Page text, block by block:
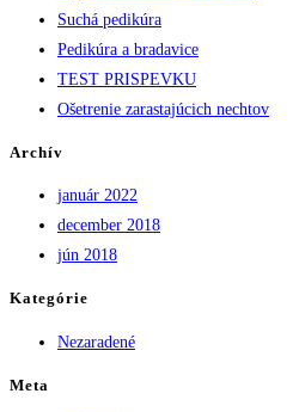
Suchá pedikúra
Pedikúra a bradavice
TEST PRISPEVKU
Ošetrenie zarastajúcich nechtov
Archív
január 2022
december 2018
jún 2018
Kategórie
Nezaradené
Meta